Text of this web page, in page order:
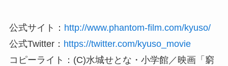
公式サイト： http://www.phantom-film.com/kyuso/
公式Twitter： https://twitter.com/kyuso_movie
コピーライト：(C)水城せとな・小学館／映画「窮